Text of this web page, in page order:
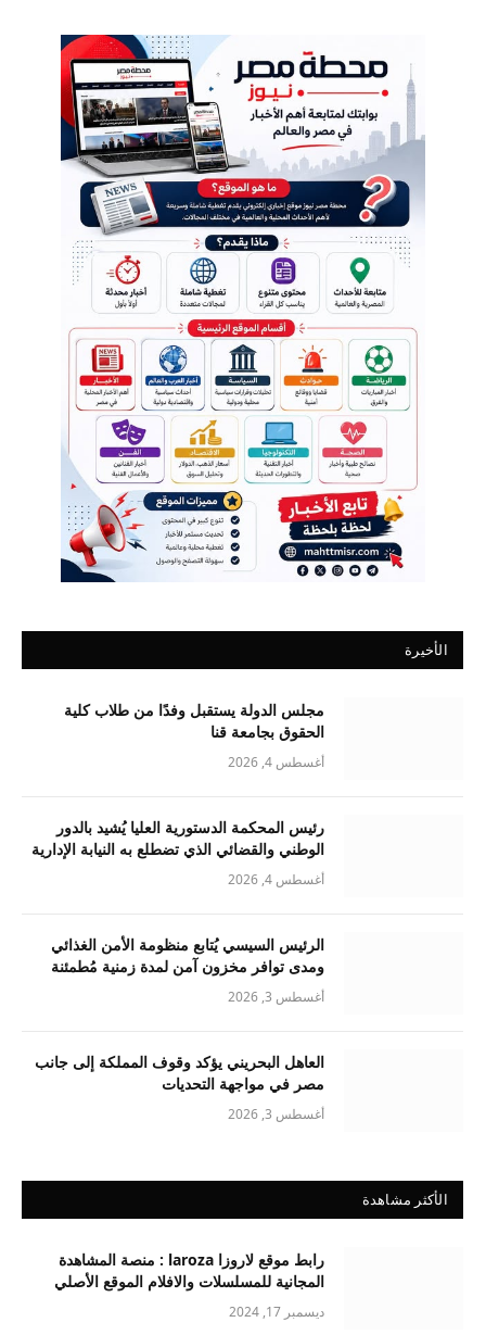
الأخيرة
مجلس الدولة يستقبل وفدًا من طلاب كلية
الحقوق بجامعة قنا
أغسطس 4, 2026
رئيس المحكمة الدستورية العليا يُشيد بالدور
الوطني والقضائي الذي تضطلع به النيابة الإدارية
أغسطس 4, 2026
الرئيس السيسي يُتابع منظومة الأمن الغذائي
ومدى توافر مخزون آمن لمدة زمنية مُطمئنة
أغسطس 3, 2026
العاهل البحريني يؤكد وقوف المملكة إلى جانب
مصر في مواجهة التحديات
أغسطس 3, 2026
الأكثر مشاهدة
رابط موقع لاروزا laroza : منصة المشاهدة
المجانية للمسلسلات والافلام الموقع الأصلي
ديسمبر 17, 2024